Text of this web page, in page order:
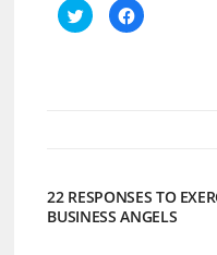
Cliquez
pour
partager
Cliquez
pour
22 RESPONSES TO
BUSINESS ANGELS